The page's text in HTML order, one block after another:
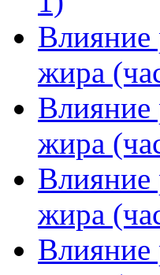
Влияние
жира
Влияние
жира
Влияние
жира
Влияние